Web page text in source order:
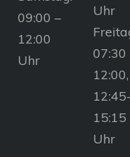
09:00 –
12:00
Uhr
Uhr
07:30
12:00,
12:45-
15:15
Uhr